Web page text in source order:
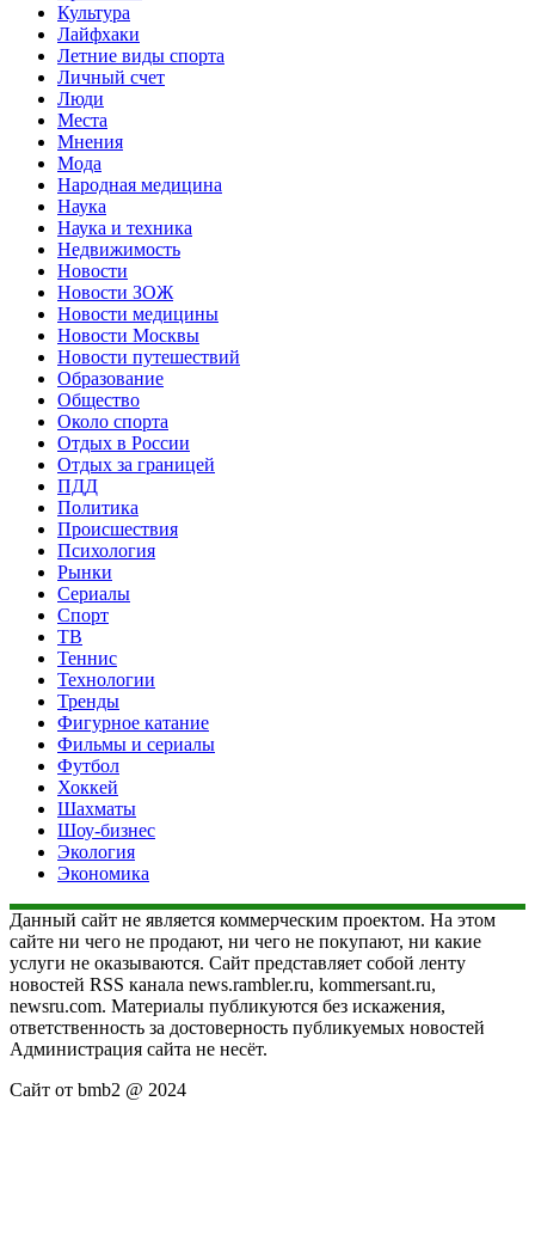
Культура
Лайфхаки
Летние виды спорта
Личный счет
Люди
Места
Мнения
Мода
Народная медицина
Наука
Наука и техника
Недвижимость
Новости
Новости ЗОЖ
Новости медицины
Новости Москвы
Новости путешествий
Образование
Общество
Около спорта
Отдых в России
Отдых за границей
ПДД
Политика
Происшествия
Психология
Рынки
Сериалы
Спорт
ТВ
Теннис
Технологии
Тренды
Фигурное катание
Фильмы и сериалы
Футбол
Хоккей
Шахматы
Шоу-бизнес
Экология
Экономика
Данный сайт не является коммерческим проектом. На этом
сайте ни чего не продают, ни чего не покупают, ни какие
услуги не оказываются. Сайт представляет собой ленту
новостей RSS канала news.rambler.ru, kommersant.ru,
newsru.com. Материалы публикуются без искажения,
ответственность за достоверность публикуемых новостей
Администрация сайта не несёт.
Сайт от bmb2 @ 2024